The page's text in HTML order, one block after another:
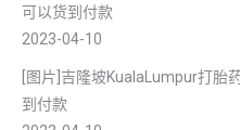
可以货到付款
2023-04-10
[图片]吉隆坡KualaLumpur打胎
到付款